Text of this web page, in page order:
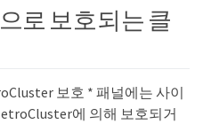
로 보호되는 클
보호 * 패널에는 사이
에 의해 보호되거